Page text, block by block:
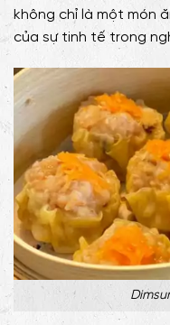
không chỉ là một món
của sự tinh tế trong